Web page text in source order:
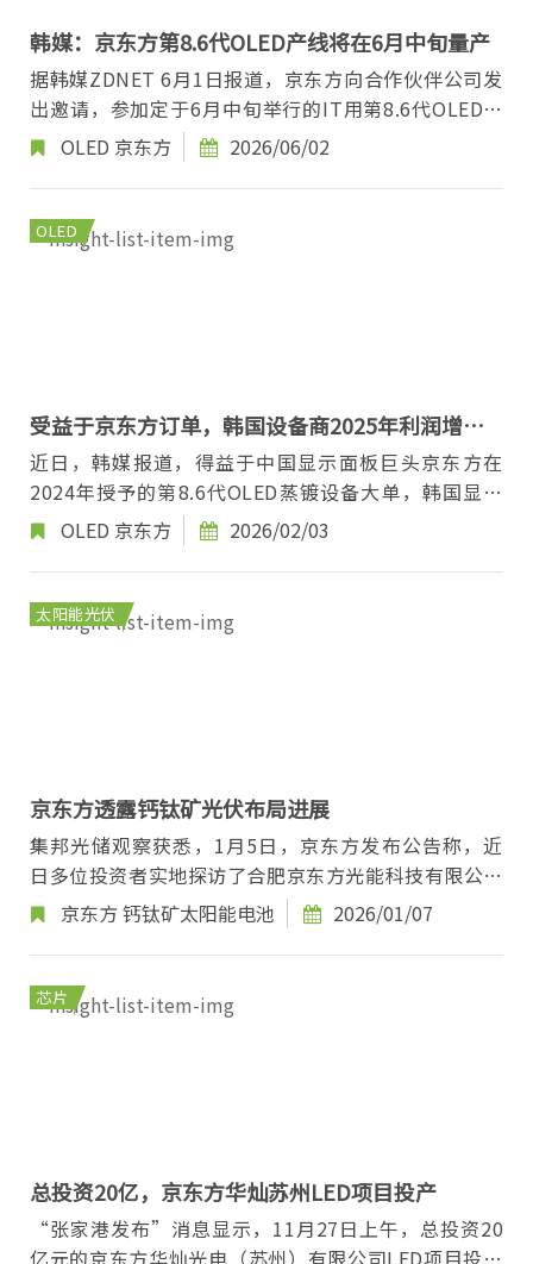
韩媒：京东方第8.6代OLED产线将在6月中旬量产
据韩媒ZDNET 6月1日报道，京东方向合作伙伴公司发
出邀请，参加定于6月中旬举行的IT用第8.6代OLED产
线批量出货仪式。 据此前报道，京东方8.6代OLED...
OLED 京东方 2026/06/02
OLED
受益于京东方订单，韩国设备商2025年利润增长
14倍
近日，韩媒报道，得益于中国显示面板巨头京东方在
2024年授予的第8.6代OLED蒸镀设备大单，韩国显示
设备制造商Sunic System迎来了业绩的爆发式增
OLED 京东方 2026/02/03
太阳能光伏
京东方透露钙钛矿光伏布局进展
集邦光储观察获悉，1月5日，京东方发布公告称，近
日多位投资者实地探访了合肥京东方光能科技有限公司
中试线。从此次调研交流情况来看，京东方在钙钛矿...
京东方钙钛矿太阳能电池 2026/01/07
芯片
总投资20亿，京东方华灿苏州LED项目投产
“张家港发布”消息显示，11月27日上午，总投资20
亿元的京东方华灿光电（苏州）有限公司LED项目投产